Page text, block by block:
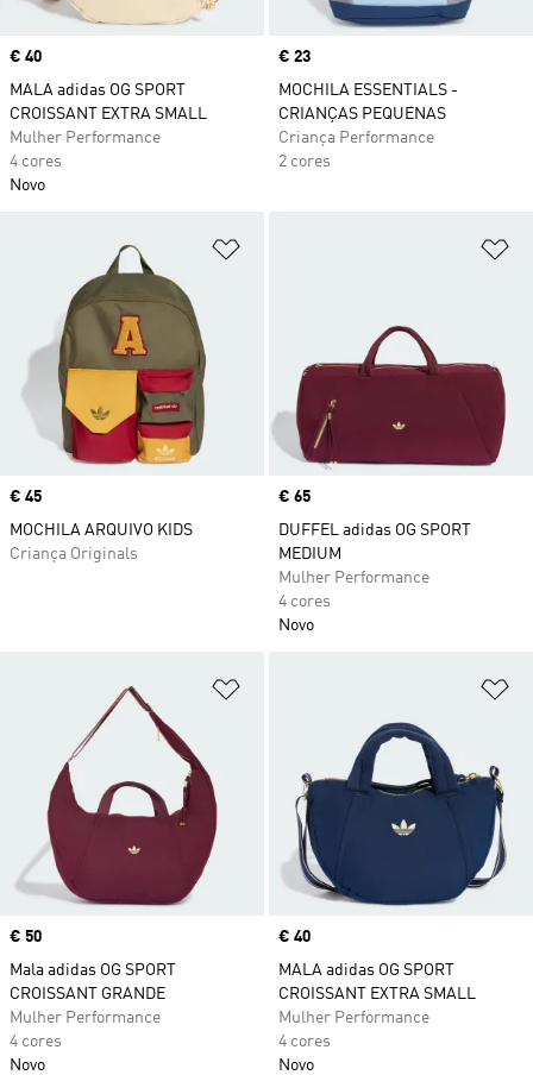
Price
€ 40
MALA adidas OG SPORT
CROISSANT EXTRA SMALL
Mulher Performance
4 cores
Novo
Price
€ 23
MOCHILA ESSENTIALS -
CRIANÇAS PEQUENAS
Criança Performance
2 cores
Price
€ 45
MOCHILA ARQUIVO KIDS
Criança Originals
Price
€ 65
DUFFEL adidas OG SPORT
MEDIUM
Mulher Performance
4 cores
Novo
Price
€ 50
Mala adidas OG SPORT
CROISSANT GRANDE
Mulher Performance
4 cores
Novo
Price
€ 40
MALA adidas OG SPORT
CROISSANT EXTRA SMALL
Mulher Performance
4 cores
Novo